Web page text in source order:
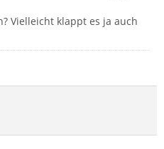
Vielleicht klappt es ja auch